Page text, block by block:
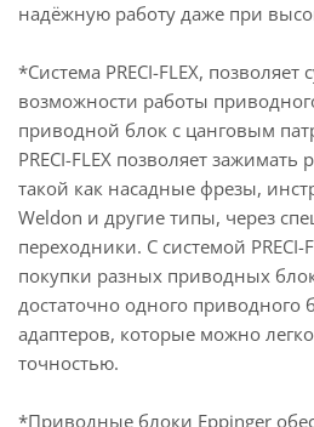
надёжную работу даже при
*Система PRECI-FLEX,
возможности работы
приводной блок с цанговым
PRECI-FLEX позволяет
такой как насадные фрезы,
Weldon и другие типы, через
переходники. С системой
покупки разных приводных
достаточно одного приводного
адаптеров, которые можно
точностью.
*Приводные блоки Eppinger